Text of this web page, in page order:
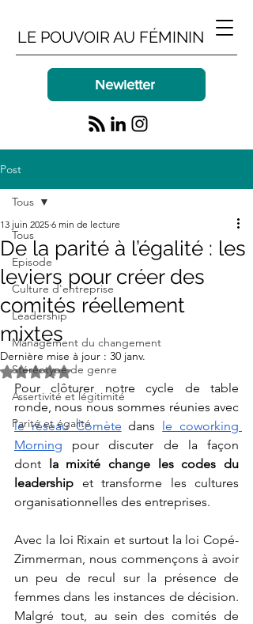
LE POUVOIR AU FÉMININ
Newletter
Post
Tous
Episode
Culture d'entreprise
Leadership
Management du changement
Stéréotype de genre
Assertivité et légitimité
Parité et égalité
Tous
De la parité à l’égalité : les
leviers pour créer des
comités réellement
mixtes
13 juin 2025 6 min de lecture
Dernière mise à jour : 30 janv.
Noté NaN étoiles sur 5.
Pour clôturer notre cycle de table
le réseau Comète dans le coworking
Morning pour discuter de la façon
dont la mixité change les codes du
leadership et transforme les cultures
organisationnelles des entreprises.
Avec la loi Rixain et surtout la loi Copé-
Zimmerman, nous commençons à avoir
un peu de recul sur la présence de
femmes dans les instances de décision.
Malgré tout, au sein des comités de